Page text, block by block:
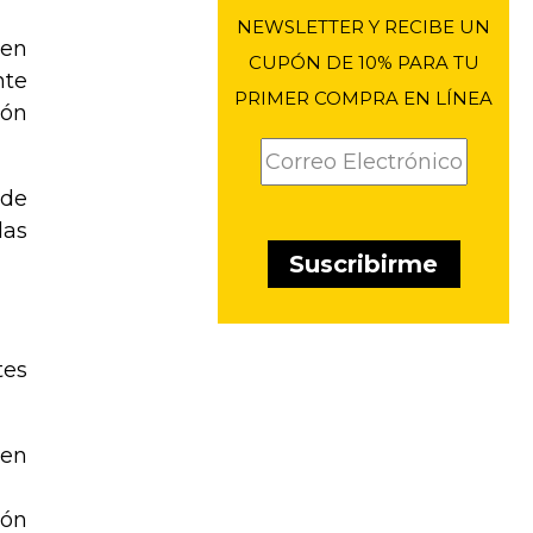
NEWSLETTER Y RECIBE UN
CUPÓN DE 10% PARA TU
PRIMER COMPRA EN LÍNEA